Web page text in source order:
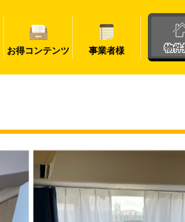
お得コンテンツ 事業者様 物件